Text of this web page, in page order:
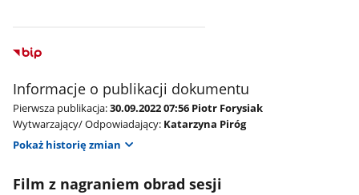
Informacje o publikacji dokumentu
Pierwsza publikacja:30.09.2022 07:56 Piotr Forysiak
Wytwarzający/ Odpowiadający: Katarzyna Piróg
Pokaż historię zmian
Film z nagraniem obrad sesji